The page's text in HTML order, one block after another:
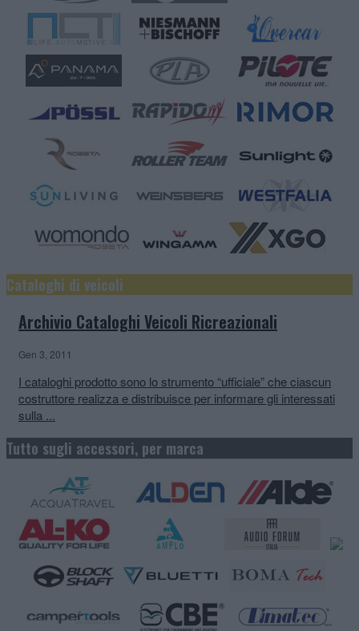
Cataloghi di veicoli
Archivio Cataloghi Veicoli Ricreazionali
Gen 3, 2011
I cataloghi prodotto sono lo strumento “ufficiale” che ciascun
costruttore realizza e distribuisce per informare gli interessati
sulla ...
Tutto sugli accessori, per marca